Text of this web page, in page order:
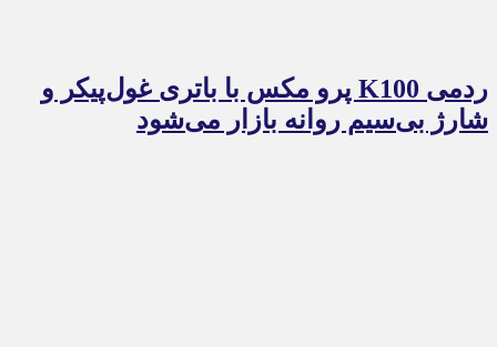
ردمی K100 پرو مکس با باتری غول‌پیکر و
شارژ بی‌سیم روانه بازار می‌شود